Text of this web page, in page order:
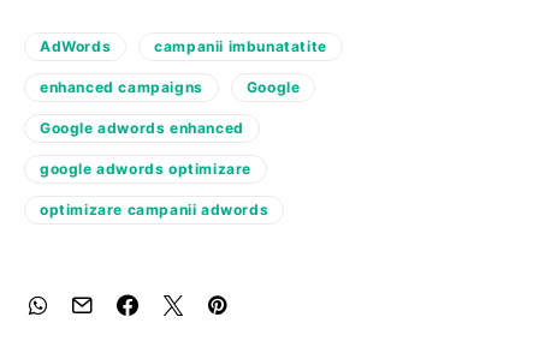
AdWords campanii imbunatatite
enhanced campaigns Google
Google adwords enhanced
google adwords optimizare
optimizare campanii adwords